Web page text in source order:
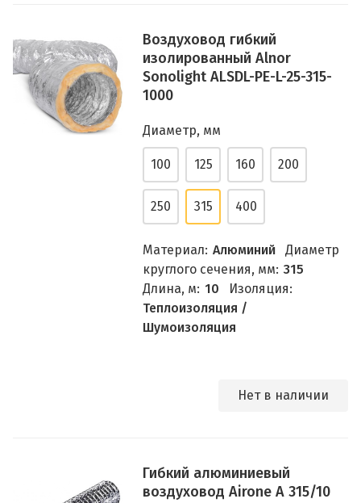
Воздуховод гибкий
изолированный Alnor
Sonolight ALSDL-PE-L-25-315-
1000
Диаметр, мм
100 125 160 200
250 315 400
Материал: Алюминий
Диаметр
круглого сечения, мм: 315
Длина, м: 10
Изоляция:
Теплоизоляция /
Шумоизоляция
Нет в наличии
Гибкий алюминиевый
воздуховод Airone A 315/10